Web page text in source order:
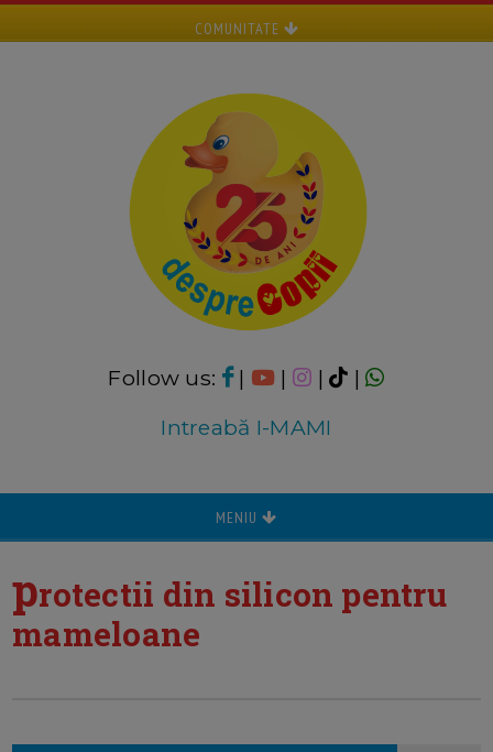
COMUNITATE
Follow us: | | |
|
Intreabă I-MAMI
MENIU
protectii din silicon pentru
mameloane